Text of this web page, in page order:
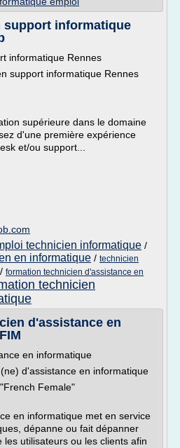
support informatique
informatique Rennes
support informatique Rennes
supérieure dans le domaine
d'une première expérience
et/ou support...
technicien informatique /
en informatique / technicien
/ formation technicien d'assistance en
technicien
d'assistance en
en informatique
d'assistance en informatique
Female"
en informatique met en service
dépanne ou fait dépanner
les utilisateurs ou les clients afin